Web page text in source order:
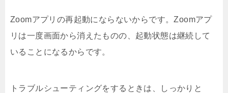
Zoomアプリの再起動にならないからです。Zoomアプ
リは一度画面から消えたものの、起動状態は継続して
いることになるからです。
トラブルシューティングをするときは、しっかりと